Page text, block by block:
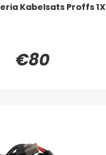
Kabelsats Proffs 1X
€80